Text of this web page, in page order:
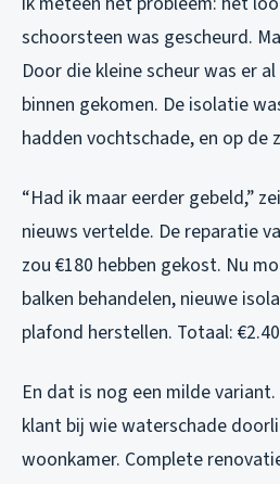
schoorsteen was gescheurd.
Door die kleine scheur was er
binnen gekomen. De isolatie
hadden vochtschade, en op de
“Had ik maar eerder gebeld,”
nieuws vertelde. De reparatie
zou €180 hebben gekost. Nu
balken behandelen, nieuwe
plafond herstellen. Totaal:
En dat is nog een milde
klant bij wie waterschade
woonkamer. Complete